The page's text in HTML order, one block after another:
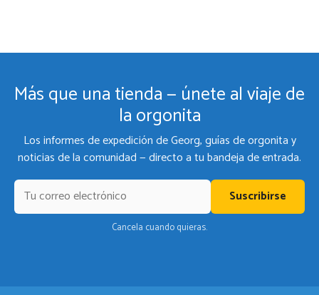
Más que una tienda — únete al viaje de
la orgonita
Los informes de expedición de Georg, guías de orgonita y
noticias de la comunidad — directo a tu bandeja de entrada.
Suscribirse
Cancela cuando quieras.